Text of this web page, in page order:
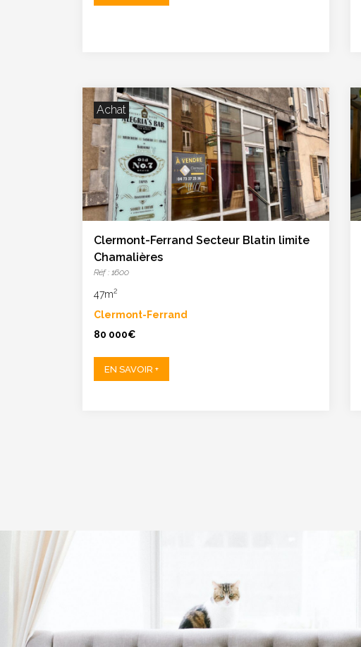
Achat
Clermont-Ferrand Secteur Blatin limite
Chamalières
Réf : 1600
47m2
Clermont-Ferrand
80 000€
EN SAVOIR +